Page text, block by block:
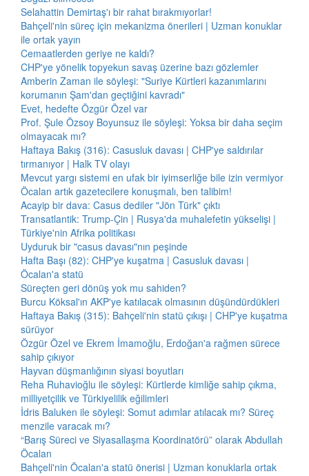
Selahattin Demirtaş'ı bir rahat bırakmıyorlar!
Bahçeli'nin süreç için mekanizma önerileri | Uzman konuklar
ile ortak yayın
Cemaatlerden geriye ne kaldı?
CHP'ye yönelik topyekun savaş üzerine bazı gözlemler
Amberin Zaman ile söyleşi: "Suriye Kürtleri kazanımlarını
korumanın Şam'dan geçtiğini kavradı"
Evet, hedefte Özgür Özel var
Prof. Şule Özsoy Boyunsuz ile söyleşi: Yoksa bir daha seçim
olmayacak mı?
Haftaya Bakış (316): Casusluk davası | CHP'ye saldırılar
tırmanıyor | Halk TV olayı
Mevcut yargı sistemi en ufak bir iyimserliğe bile izin vermiyor
Öcalan artık gazetecilere konuşmalı, ben talibim!
Acayip bir dava: Casus dediler "Jön Türk" çıktı
Transatlantik: Trump-Çin | Rusya'da muhalefetin yükselişi |
Türkiye'nin Afrika politikası
Uyduruk bir "casus davası"nın peşinde
Hafta Başı (82): CHP'ye kuşatma | Casusluk davası |
Öcalan'a statü
Süreçten geri dönüş yok mu sahiden?
Burcu Köksal'ın AKP'ye katılacak olmasının düşündürdükleri
Haftaya Bakış (315): Bahçeli'nin statü çıkışı | CHP'ye kuşatma
sürüyor
Özgür Özel ve Ekrem İmamoğlu, Erdoğan'a rağmen sürece
sahip çıkıyor
Hayvan düşmanlığının siyasi boyutları
Reha Ruhavioğlu ile söyleşi: Kürtlerde kimliğe sahip çıkma,
milliyetçilik ve Türkiyelilik eğilimleri
İdris Baluken ile söyleşi: Somut adımlar atılacak mı? Süreç
menzile varacak mı?
“Barış Süreci ve Siyasallaşma Koordinatörü” olarak Abdullah
Öcalan
Bahçeli'nin Öcalan'a statü önerisi | Uzman konuklarla ortak